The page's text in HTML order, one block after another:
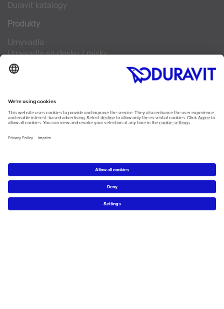
Duravit katalogy
Produkty
Umyvadla
Umyvadla na desku / misky
Klozety pro SensoWash®
Doplňky
Plánování
Plánovač koupelen
Znalost materiálů
Servis
Novinky & tiskové zprávy
Designové fotky